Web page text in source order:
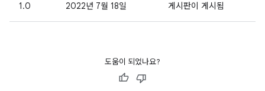
1.0 2022년 7월 18일 게시판이 게시됨
도움이 되었나요?